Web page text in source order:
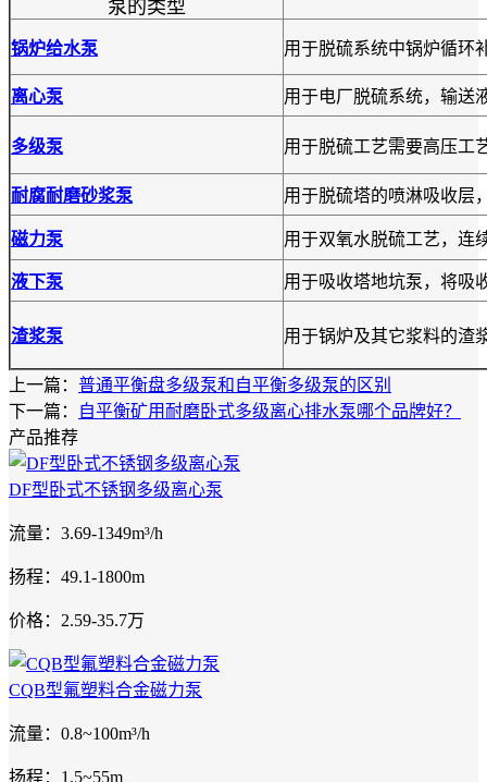
泵的类型
锅炉给水泵 用于脱硫系统中锅炉循环
离心泵 用于电厂脱硫系统，输送
多级泵 用于脱硫工艺需要高压工
耐腐耐磨砂浆泵 用于脱硫塔的喷淋吸收层
磁力泵 用于双氧水脱硫工艺，连
液下泵 用于吸收塔地坑泵，将吸
渣浆泵 用于锅炉及其它浆料的渣
上一篇： 普通平衡盘多级泵和自平衡多级泵的区别
下一篇：
自平衡矿用耐磨卧式多级离心排水泵哪个品牌好？
产品推荐
DF型卧式不锈钢多级离心泵
流量：3.69-1349m³/h
扬程：49.1-1800m
价格：2.59-35.7万
CQB型氟塑料合金磁力泵
流量：0.8~100m³/h
扬程：1.5~55m